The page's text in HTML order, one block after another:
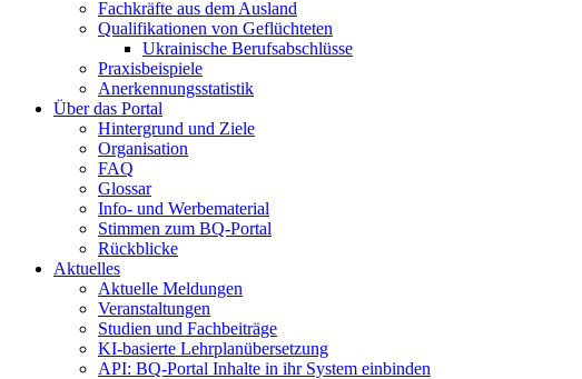
Fachkräfte aus dem Ausland
Qualifikationen von Geflüchteten
Ukrainische Berufsabschlüsse
Praxisbeispiele
Anerkennungsstatistik
Über das Portal
Hintergrund und Ziele
Organisation
FAQ
Glossar
Info- und Werbematerial
Stimmen zum BQ-Portal
Rückblicke
Aktuelles
Aktuelle Meldungen
Veranstaltungen
Studien und Fachbeiträge
KI-basierte Lehrplanübersetzung
API: BQ-Portal Inhalte in ihr System einbinden